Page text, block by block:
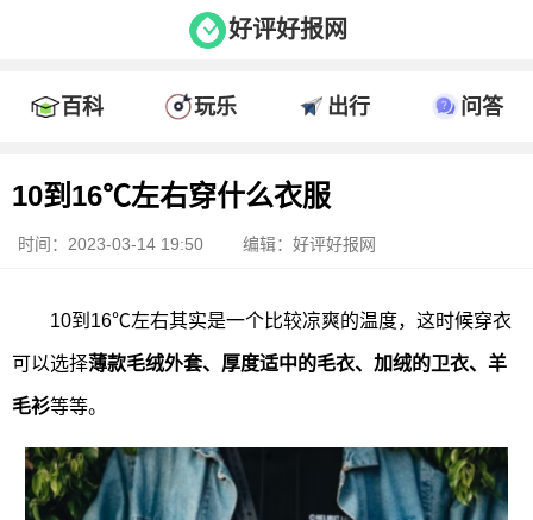
好评好报网
百科 玩乐 出行 问答
10到16℃左右穿什么衣服
时间：2023-03-14 19:50 编辑：好评好报网
10到16℃左右其实是一个比较凉爽的温度，这时候穿衣
可以选择薄款毛绒外套、厚度适中的毛衣、加绒的卫衣、羊
毛衫等等。